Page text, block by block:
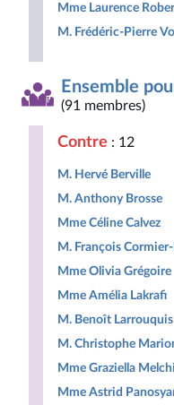
Mme Laurence
M. Frédéric-Pierre
Ensemble
(91 membres)
Contre : 12
M. Hervé Berville
M. Anthony Brosse
Mme Céline Calvez
M. François
Mme Olivia Grégoire
Mme Amélia Lakrafi
M. Benoît Larrouquis
M. Christophe
Mme Graziella
Mme Astrid